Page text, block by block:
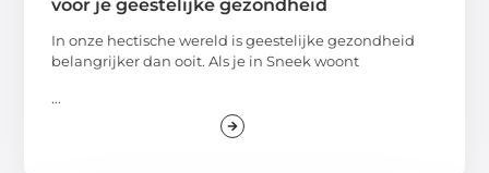
voor je geestelijke gezondheid
In onze hectische wereld is geestelijke gezondheid
belangrijker dan ooit. Als je in Sneek woont
...